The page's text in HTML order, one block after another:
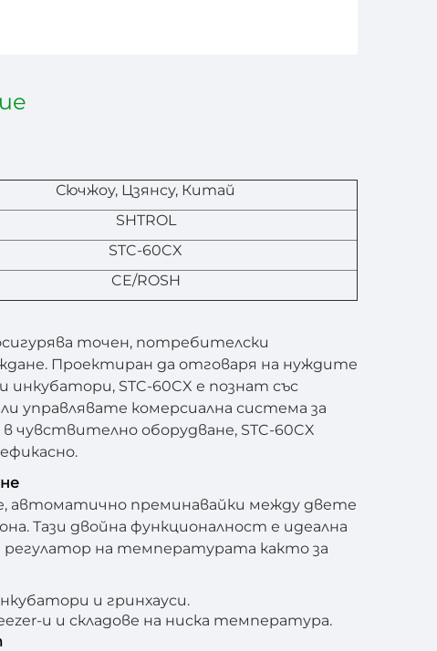
Сючжоу, Цзянсу, Китай
SHTROL
STC-60CX
CE/ROSH
точен, потребителски
Проектиран да отговаря на нуждите
STC-60CX е познат със
управлявате комерсиална система за
оборудване, STC-60CX
автоматично преминавайки между двете
Тази двойна функционалност е идеална
регулатор на температурата както за
и гринхауси.
и и складове на ниска температура.